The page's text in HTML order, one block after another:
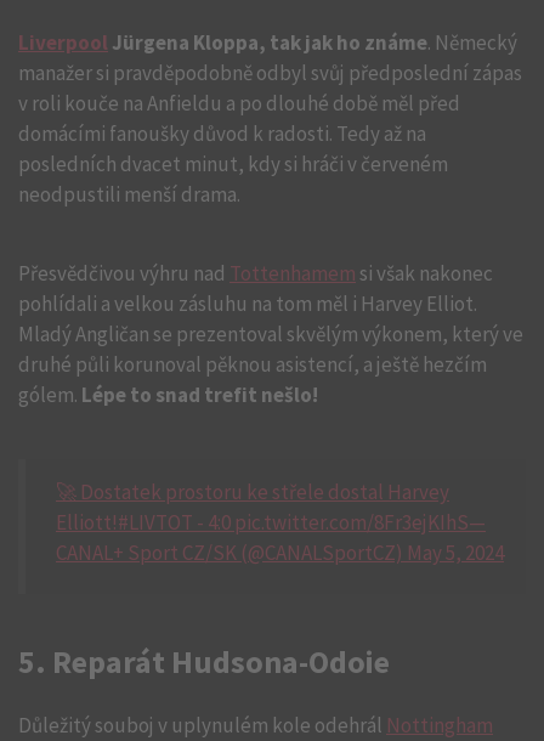
Liverpool Jürgena Kloppa, tak jak ho známe. Německý
manažer si pravděpodobně odbyl svůj předposlední zápas
v roli kouče na Anfieldu a po dlouhé době měl před
domácími fanoušky důvod k radosti. Tedy až na
posledních dvacet minut, kdy si hráči v červeném
neodpustili menší drama.
Přesvědčivou výhru nad Tottenhamem si však nakonec
pohlídali a velkou zásluhu na tom měl i Harvey Elliot.
Mladý Angličan se prezentoval skvělým výkonem, který ve
druhé půli korunoval pěknou asistencí, a ještě hezčím
gólem. Lépe to snad trefit nešlo!
🚀 Dostatek prostoru ke střele dostal Harvey
Elliott!#LIVTOT - 4:0 pic.twitter.com/8Fr3ejKIhS—
CANAL+ Sport CZ/SK (@CANALSportCZ) May 5, 2024
5. Reparát Hudsona-Odoie
Důležitý souboj v uplynulém kole odehrál Nottingham